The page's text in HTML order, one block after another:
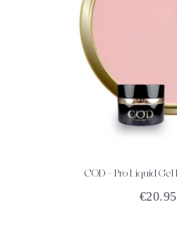
ACHETEZCOD – Pro Liquid
€20.95